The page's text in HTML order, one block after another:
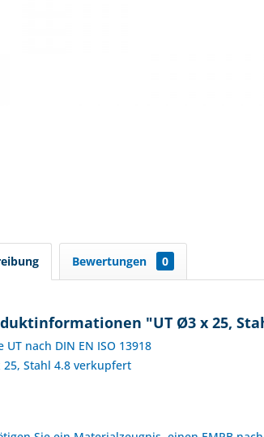
Bewertungen 0
"UT Ø3 x 25,
UT nach DIN EN ISO 13918
Stahl 4.8 verkupfert